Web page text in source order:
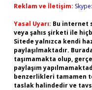
Reklam ve İletişim:
Yasal Uyarı: Bu internet
veya şahıs şirketi ile
Sitede yalnızca kendi
paylaşılmaktadır.
taşımamakta olup,
paylaşım
benzerlikleri tamamen
taslak halindedir ve